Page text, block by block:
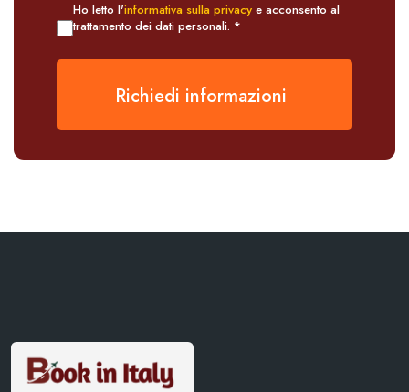
Ho letto l'informativa sulla privacy e acconsento al
trattamento dei dati personali. *
Richiedi informazioni